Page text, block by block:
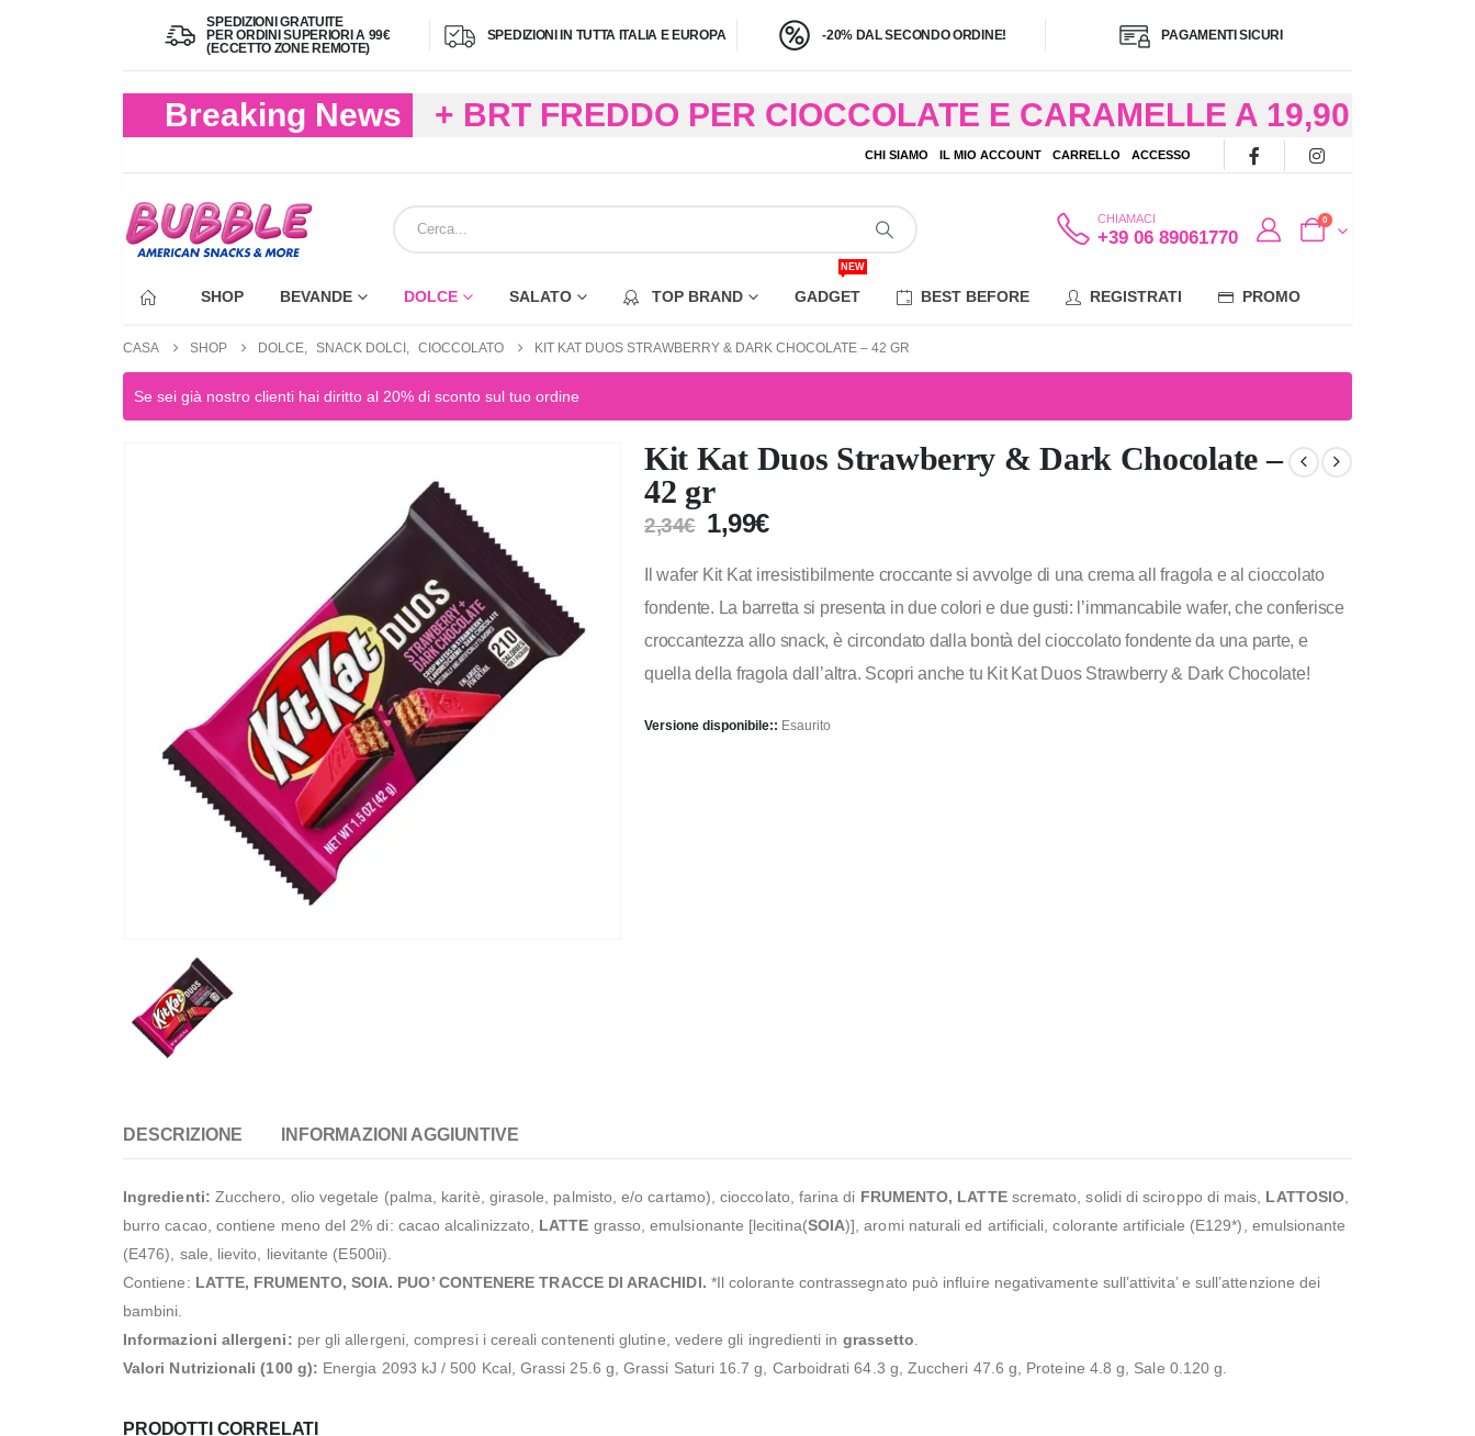
SPEDIZIONI GRATUITE
PER ORDINI SUPERIORI A 99€
(ECCETTO ZONE REMOTE)
SPEDIZIONI IN TUTTA ITALIA E EUROPA -20% DAL SECONDO ORDINE! PAGAMENTI SICURI
Breaking News
+ BRT FREDDO PER CIOCCOLATE E CARAMELLE A 19,90
(FINO A 4,9 KG) – CONSEGNA IN 24/48 ORE AD
ECCEZIONE DI ALCUNE AREE REMOTE
CHI SIAMO IL MIO ACCOUNT CARRELLO ACCESSO
CHIAMACI
+39 06 89061770
0
SHOP BEVANDE DOLCE SALATO TOP BRAND GADGET
NEW
BEST BEFORE REGISTRATI PROMO
CASA SHOP DOLCE SNACK DOLCI CIOCCOLATO KIT KAT DUOS STRAWBERRY & DARK CHOCOLATE – 42 GR
Se sei già nostro clienti hai diritto al 20% di sconto sul tuo ordine
Kit Kat Duos Strawberry & Dark Chocolate –
42 gr
2,34€ 1,99€
Il wafer Kit Kat irresistibilmente croccante si avvolge di una crema all fragola e al cioccolato
fondente. La barretta si presenta in due colori e due gusti: l’immancabile wafer, che conferisce
croccantezza allo snack, è circondato dalla bontà del cioccolato fondente da una parte, e
quella della fragola dall’altra. Scopri anche tu Kit Kat Duos Strawberry & Dark Chocolate!
Versione disponibile:: Esaurito
DESCRIZIONE INFORMAZIONI AGGIUNTIVE
Ingredienti: Zucchero, olio vegetale (palma, karitè, girasole, palmisto, e/o cartamo), cioccolato, farina di FRUMENTO, LATTEscremato, solidi di sciroppo di mais, LATTOSIO,
burro cacao, contiene meno del 2% di: cacao alcalinizzato, LATTE grasso, emulsionante [lecitina(SOIA)], aromi naturali ed artificiali, colorante artificiale (E129*), emulsionante
(E476), sale, lievito, lievitante (E500ii).
Contiene: LATTE, FRUMENTO, SOIA. PUO’ CONTENERE TRACCE DI ARACHIDI. *Il colorante contrassegnato può influire negativamente sull’attivita’ e sull’attenzione dei
bambini.
Informazioni allergeni: per gli allergeni, compresi i cereali contenenti glutine, vedere gli ingredienti in grassetto.
Valori Nutrizionali (100 g): Energia 2093 kJ / 500 Kcal, Grassi 25.6 g, Grassi Saturi 16.7 g, Carboidrati 64.3 g, Zuccheri 47.6 g, Proteine 4.8 g, Sale 0.120 g.
PRODOTTI CORRELATI